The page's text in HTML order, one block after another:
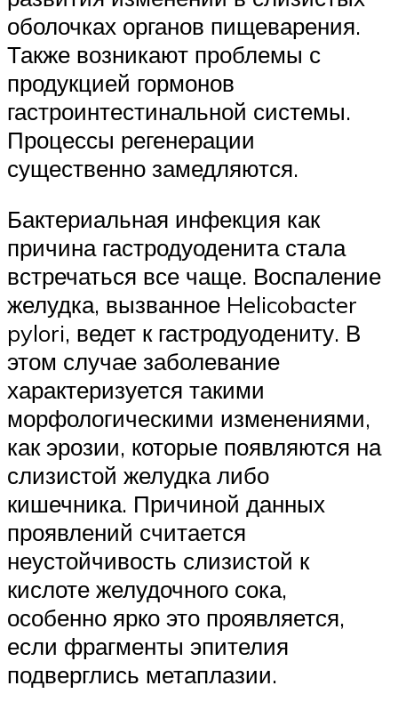
оболочках органов пищеварения.
Также возникают проблемы с
продукцией гормонов
гастроинтестинальной системы.
Процессы регенерации
существенно замедляются.
Бактериальная инфекция как
причина гастродуоденита стала
встречаться все чаще. Воспаление
желудка, вызванное Helicobacter
pylori, ведет к гастродуодениту. В
этом случае заболевание
характеризуется такими
морфологическими изменениями,
как эрозии, которые появляются на
слизистой желудка либо
кишечника. Причиной данных
проявлений считается
неустойчивость слизистой к
кислоте желудочного сока,
особенно ярко это проявляется,
если фрагменты эпителия
подверглись метаплазии.